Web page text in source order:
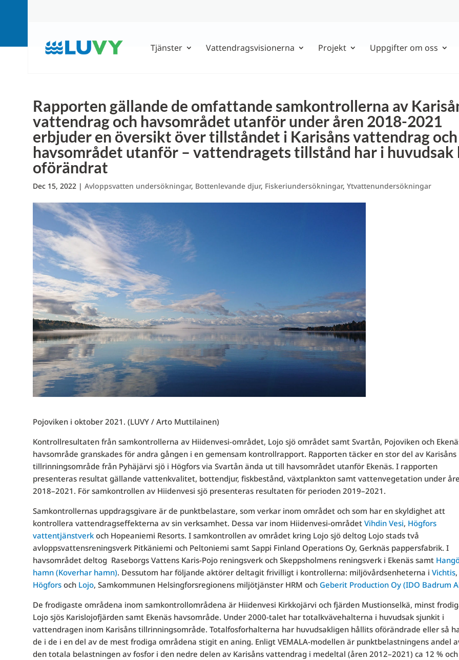
Tjänster Vattendragsvisionerna Projekt Uppgifter om oss
Rapporten gällande de omfattande samkontrollerna av
vattendrag och havsområdet utanför under åren 2018-2021
erbjuder en översikt över tillståndet i Karisåns vattendrag och
havsområdet utanför – vattendragets tillstånd har i huvudsak
oförändrat
Dec 15, 2022| Avloppsvatten undersökningar, Bottenlevande djur, Fiskeriundersökningar, Ytvattenundersökningar
Pojoviken i oktober 2021. (LUVY / Arto Muttilainen)
Kontrollresultaten från samkontrollerna av Hiidenvesi-området, Lojo sjö området samt Svartån, Pojoviken och
havsområde granskades för andra gången i en gemensam kontrollrapport. Rapporten täcker en stor del av Karisåns
tillrinningsområde från Pyhäjärvi sjö i Högfors via Svartån ända ut till havsområdet utanför Ekenäs. I rapporten
presenteras resultat gällande vattenkvalitet, bottendjur, fiskbestånd, växtplankton samt vattenvegetation under
2018–2021. För samkontrollen av Hiidenvesi sjö presenteras resultaten för perioden 2019–2021.
Samkontrollernas uppdragsgivare är de punktbelastare, som verkar inom området och som har en skyldighet att
kontrollera vattendragseffekterna av sin verksamhet. Dessa var inom Hiidenvesi-området Vihdin Vesi, Högfors
vattentjänstverkoch Hopeaniemi Resorts. I samkontrollen av området kring Lojo sjö deltog Lojo stads två
avloppsvattensreningsverk Pitkäniemi och Peltoniemi samt Sappi Finland Operations Oy, Gerknäs pappersfabrik. I
havsområdet deltog Raseborgs Vattens Karis-Pojo reningsverk och Skeppsholmens reningsverk i Ekenäs samt
hamn (Koverhar hamn). Dessutom har följande aktörer deltagit frivilligt i kontrollerna: miljövårdsenheterna i Vichtis,
Högforsoch Lojo, Samkommunen Helsingforsregionens miljötjänster HRM och Geberit Production Oy (IDO Badrum
De frodigaste områdena inom samkontrollområdena är Hiidenvesi Kirkkojärvi och fjärden Mustionselkä, minst
Lojo sjös Karislojofjärden samt Ekenäs havsområde. Under 2000-talet har totalkvävehalterna i huvudsak sjunkit i
vattendragen inom Karisåns tillrinningsområde. Totalfosforhalterna har huvudsakligen hållits oförändrade eller så
de i de i en del av de mest frodiga områdena stigit en aning. Enligt VEMALA-modellen är punktbelastningens andel
den totala belastningen av fosfor i den nedre delen av Karisåns vattendrag i medeltal (åren 2012–2021) ca 12 %